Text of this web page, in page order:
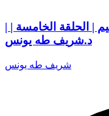
| الحلقة الخامسة | |
د.شريف طه يونس
شريف طه يونس